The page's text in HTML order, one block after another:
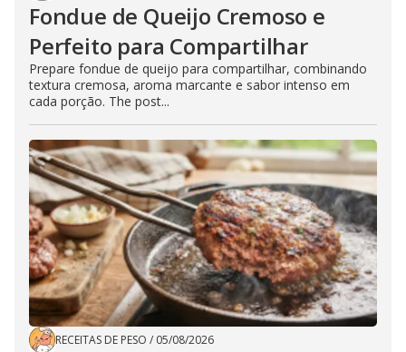
Fondue de Queijo Cremoso e
Perfeito para Compartilhar
Prepare fondue de queijo para compartilhar, combinando
textura cremosa, aroma marcante e sabor intenso em
cada porção. The post...
RECEITAS DE PESO / 05/08/2026